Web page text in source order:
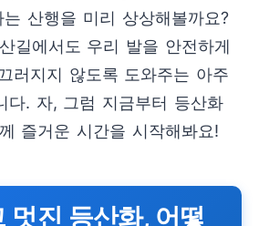
산행을 미리 상상해볼까요?
길에서도 우리 발을 안전하게
러지지 않도록 도와주는 아주
다. 자, 그럼 지금부터 등산화
즐거운 시간을 시작해봐요!
멋진 등산화, 어떻